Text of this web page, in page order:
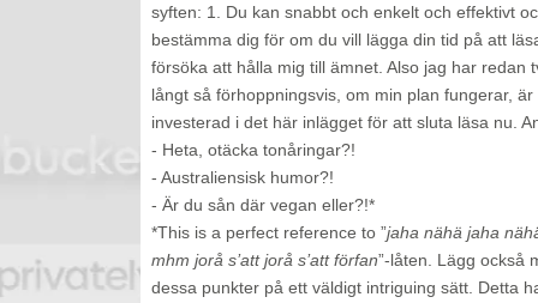
syften: 1. Du kan snabbt och enkelt och effektivt
bestämma dig för om du vill lägga din tid på att
försöka att hålla mig till ämnet. Also jag har redan
långt så förhoppningsvis, om min plan fungerar,
investerad i det här inlägget för att sluta läsa nu.
- Heta, otäcka tonåringar?!
- Australiensisk humor?!
- Är du sån där vegan eller?!*
*This is a perfect reference to ”jaha nähä jaha
mhm jorå s’att jorå s’att förfan”-låten. Lägg också
dessa punkter på ett väldigt intriguing sätt. Detta